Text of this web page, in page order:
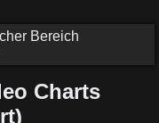
Bereich
Charts